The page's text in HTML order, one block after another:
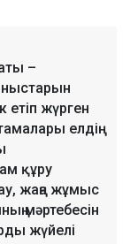
–
етіп жүрген
елдің
құру
жаңа жұмыс
мәртебесін
жүйелі